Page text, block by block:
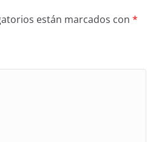
están marcados con *